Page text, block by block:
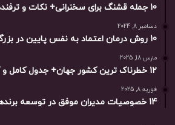
10 جمله قشنگ برای سخنرانی+ نکات و ترفندهای کاربردی
دسامبر 8, 2024
10 روش درمان اعتماد به نفس پایین در بزرگسالان
مارس 18, 2025
12 خطرناک ترین کشور جهان+ جدول کامل و آمار
فوریه 8, 2025
14 خصوصیات مدیران موفق در توسعه برندهای بین‌المللی